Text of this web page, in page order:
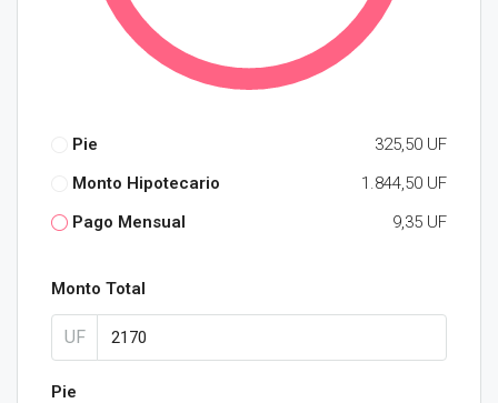
Pie
325,50 UF
Monto Hipotecario
1.844,50 UF
Pago Mensual
9,35 UF
Monto Total
UF
Pie